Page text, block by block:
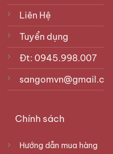
Liên Hệ
Tuyển dụng
Đt: 0945.998.007
sangomvn@gmail.com
Chính sách
Hướng dẫn mua hàng